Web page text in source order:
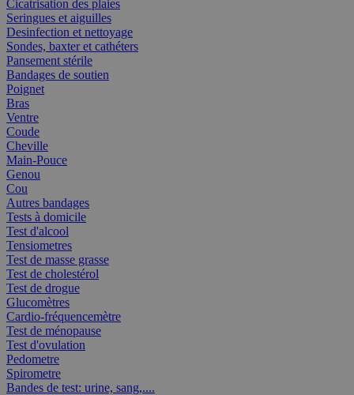
Cicatrisation des plaies
Seringues et aiguilles
Desinfection et nettoyage
Sondes, baxter et cathéters
Pansement stérile
Bandages de soutien
Poignet
Bras
Ventre
Coude
Cheville
Main-Pouce
Genou
Cou
Autres bandages
Tests à domicile
Test d'alcool
Tensiometres
Test de masse grasse
Test de cholestérol
Test de drogue
Glucomètres
Cardio-fréquencemètre
Test de ménopause
Test d'ovulation
Pedometre
Spirometre
Bandes de test: urine, sang,....